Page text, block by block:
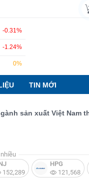
-0.31%
-1.24%
0%
TIN MỚI
sản xuất Việt Nam
152,289
HPG
121,568